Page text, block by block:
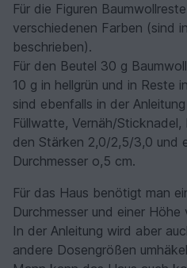
Für die Figuren
verschiedenen Farben (sind
beschrieben).
Für den Beutel 30 g
10 g in hellgrün und in Reste
sind ebenfalls in der
Füllwatte, Vernäh/
den Stärken 2,0/2,5/3,0 und
Durchmesser o,5 cm.
Für das Haus benötigt man
Durchmesser und einer Höhe
In der Anleitung wird aber
andere Dosengrößen